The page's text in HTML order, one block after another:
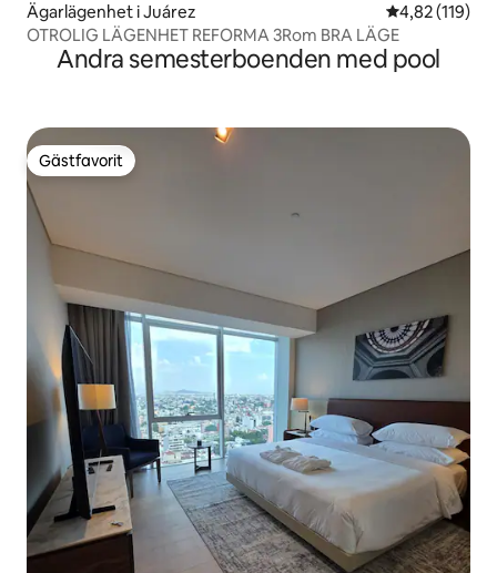
Ägarlägenhet i Juárez 4,82 av 5 i
4,82 (119)
OTROLIG LÄGENHET REFORMA 3Rom BRA LÄGE
Andra semesterboenden med pool
Gästfavorit
Gästfavorit